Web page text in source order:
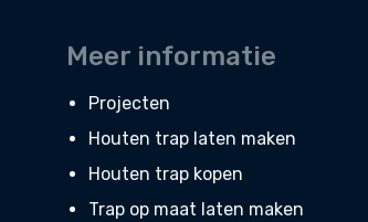
Meer informatie
Projecten
Houten trap laten maken
Houten trap kopen
Trap op maat laten maken